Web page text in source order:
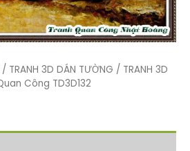
/ TRANH 3D DÁN TƯỜNG / TRANH 3D
Công TD3D132